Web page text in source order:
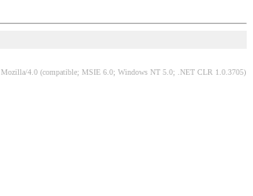
Mozilla/4.0 (compatible; MSIE 6.0; Windows NT 5.0; .NET CLR 1.0.3705)